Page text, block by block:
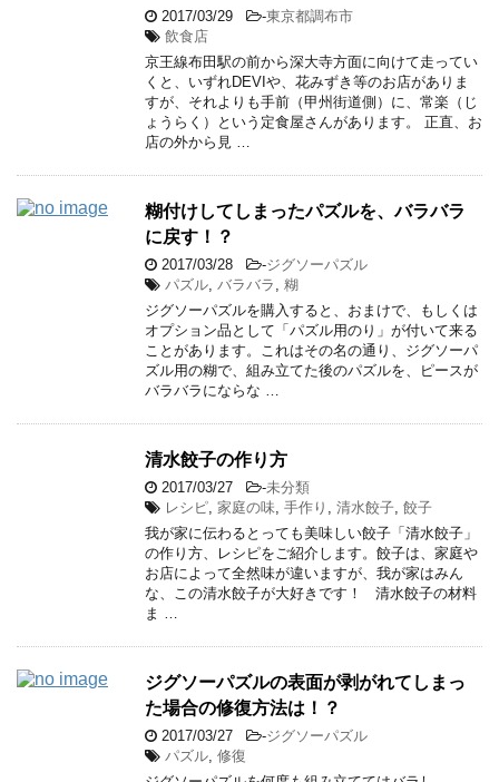
2017/03/29 -東京都調布市
飲食店
京王線布田駅の前から深大寺方面に向けて走ってい
くと、いずれDEVIや、花みずき等のお店がありま
すが、それよりも手前（甲州街道側）に、常楽（じ
ょうらく）という定食屋さんがあります。 正直、お
店の外から見 …
糊付けしてしまったパズルを、バラバラ
に戻す！？
2017/03/28 -ジグソーパズル
パズル バラバラ
糊
ジグソーパズルを購入すると、おまけで、もしくは
オプション品として「パズル用のり」が付いて来る
ことがあります。これはその名の通り、ジグソーパ
ズル用の糊で、組み立てた後のパズルを、ピースが
バラバラにならな …
清水餃子の作り方
2017/03/27 -未分類
レシピ 家庭の味 手作り 清水餃子 餃子
我が家に伝わるとっても美味しい餃子「清水餃子」
の作り方、レシピをご紹介します。餃子は、家庭や
お店によって全然味が違いますが、我が家はみん
な、この清水餃子が大好きです！ 清水餃子の材料
ま …
ジグソーパズルの表面が剥がれてしまっ
た場合の修復方法は！？
2017/03/27 -ジグソーパズル
パズル 修復